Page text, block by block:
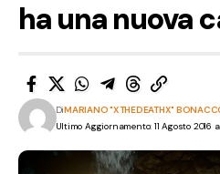
ha una nuova
Ultimo Aggiornamento: 11 Agosto 2016
DiMARIANO "XTHEDEATHX"